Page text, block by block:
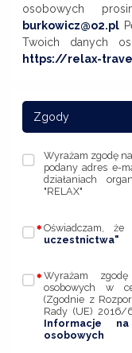
osobowych
burkowicz@o2.pl
Twoich danych
https://relax-
Zgody
Wyrażam zgodę
podany adres e-
działaniach
"RELAX"
Oświadczam,
uczestnictwa"
Wyrażam
osobowych w
(Zgodnie z
Rady (UE) 2016/
Informacje
osobowych